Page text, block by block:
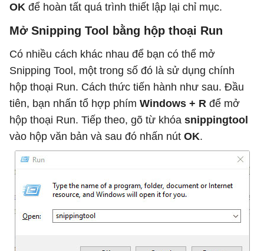
OK để hoàn tất quá trình thiết lập lại chỉ mục.
Mở Snipping Tool bằng hộp thoại Run
Có nhiều cách khác nhau để bạn có thể mở
Snipping Tool, một trong số đó là sử dụng chính
hộp thoại Run. Cách thức tiến hành như sau. Đầu
tiên, bạn nhấn tổ hợp phím Windows + R để mở
hộp thoại Run. Tiếp theo, gõ từ khóa snippingtool
vào hộp văn bản và sau đó nhấn nút OK.